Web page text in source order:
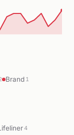
Brand 1
4